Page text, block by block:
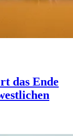
das Ende